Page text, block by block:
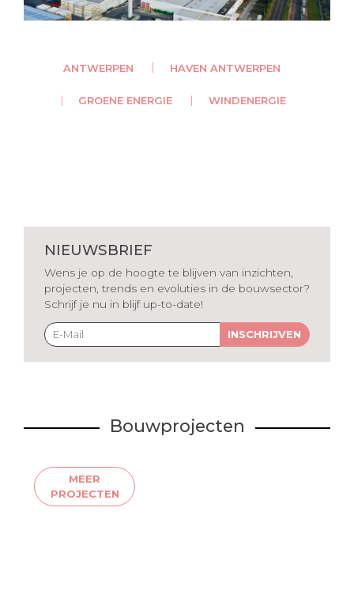
ANTWERPEN HAVEN ANTWERPEN
GROENE ENERGIE WINDENERGIE
NIEUWSBRIEF
Wens je op de hoogte te blijven van inzichten,
projecten, trends en evoluties in de bouwsector?
Schrijf je nu in blijf up-to-date!
INSCHRIJVEN
Bouwprojecten
MEER
PROJECTEN